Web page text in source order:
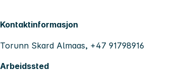
Kontaktinformasjon
Torunn Skard Almaas, +47 91798916
Arbeidssted